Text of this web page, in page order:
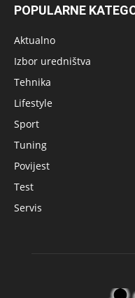
POPULARNE
Aktualno
Izbor uredništva
Tehnika
Lifestyle
Sport
Tuning
Povijest
Test
Servis